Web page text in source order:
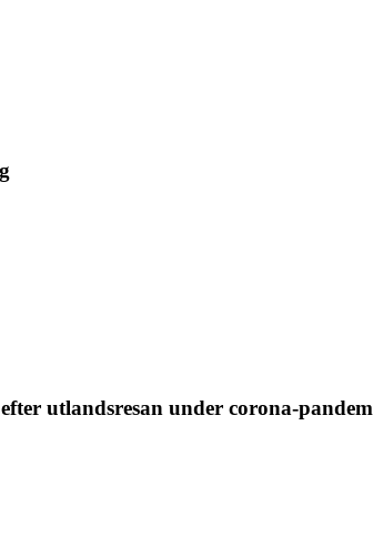
utlandsresan under corona-